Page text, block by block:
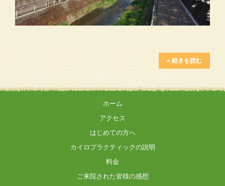
» 続きを読む
ホーム
アクセス
はじめての方へ
カイロプラクティックの説明
料金
ご来院された皆様の感想